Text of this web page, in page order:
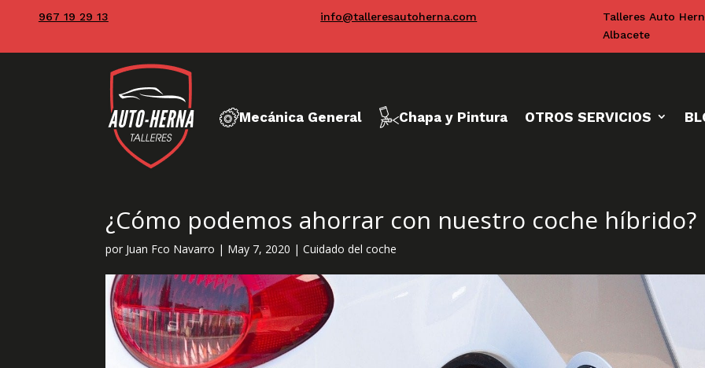
967 19 29 13 info@talleresautoherna.com
Talleres Auto
Albacete
Mecánica General Chapa y Pintura OTROS SERVICIOS
¿Cómo podemos ahorrar con nuestro coche híbrido?
por Juan Fco Navarro | May 7, 2020 |Cuidado del coche